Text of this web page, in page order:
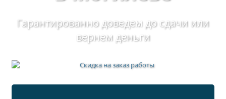
Гарантированно доведем до сдачи или
вернем деньги